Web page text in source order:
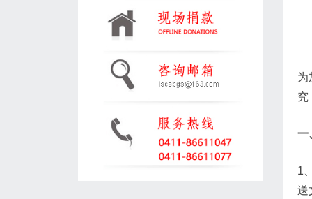
为
究
一
1
送